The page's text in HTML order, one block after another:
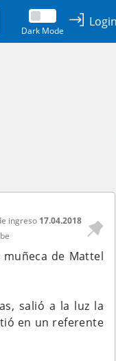
Dark Mode
Login
ingreso 17.04.2018
de Mattel
salió a la luz la
en un referente